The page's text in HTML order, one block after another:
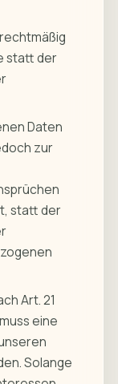
statt der
Daten
zur
statt der
Art. 21
eine
Solange